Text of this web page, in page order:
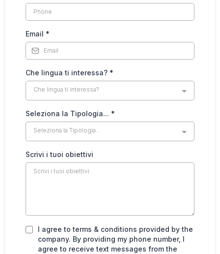
Email *
Che lingua ti interessa? *
Che lingua ti interessa?
Seleziona la Tipologia... *
Seleziona la Tipologia...
Scrivi i tuoi obiettivi
I agree to terms & conditions provided by the
company. By providing my phone number, I
agree to receive text messages from the